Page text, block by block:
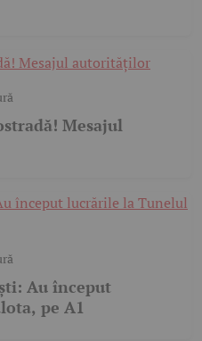
Mesajul
Au început
pe A1